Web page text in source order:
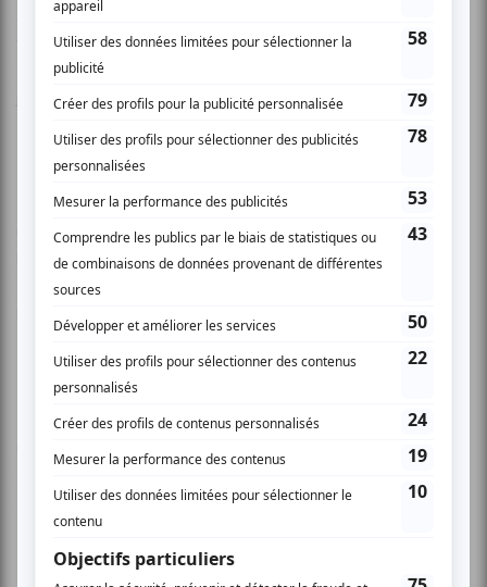
Au creux de l’oreille… Encre. Papier découpé. Dessin
transparent… Sonorisé. Musique ! Le duo vous invite à
découvrir leur univers insolite et drôle où dessin et musique
jouent une partition à quatre mains.
Dors, de Jaques Poulin-Denis (Montréal) - danse
Dors, c’est être insomniaque et somnambule à la fois. C’est
un portrait en quatre dimensions de la nuit, du sommeil, de
la logique du rêve et de ce qui nous échappe. Là où la
subtilité des sens rejoint l’inattendu, des personnages
loufoques tissent le trajet de ce voyage au bout de la nuit.
My best friend is my song - Cabine (France) - musique
Ici, la proximité avec le public permet de goûter pleinement
les atmosphères sonores décapantes du trio qui se rejoint
géographie imaginaire aux territoires mystérieux.